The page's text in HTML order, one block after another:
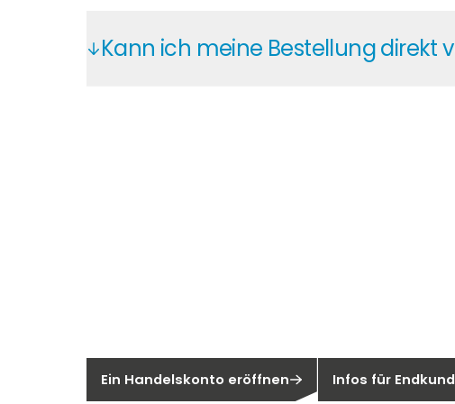
Kann ich meine Bestellung direkt
Ein Handelskonto eröffnen Infos für